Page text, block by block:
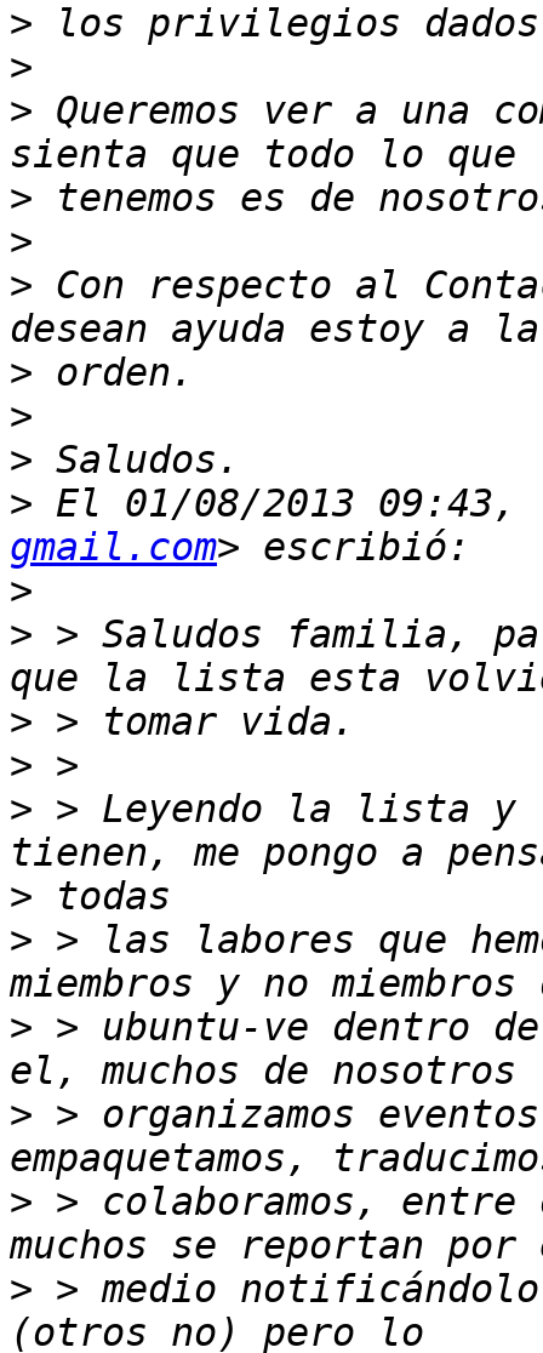
>
>
> Queremos ver a una
>
>
> Con respecto al
>
>
>
> El 01/08/2013 09:43,
gmail.com
>
> > Saludos familia,
>
>
> > Leyendo la lista y
>
> > las labores que
> > ubuntu-ve dentro
> > organizamos
> > colaboramos,
> > medio notificándolo